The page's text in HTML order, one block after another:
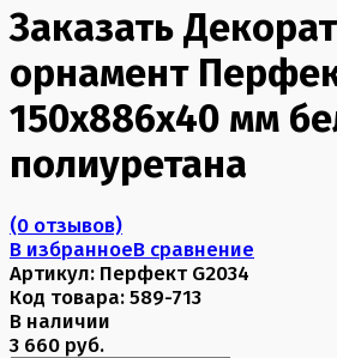
Заказать
орнамент
150х886х40 мм
полиуретана
(0 отзывов)
В избранноеВ сравнение
Артикул: Перфект G2034
Код товара: 589-713
В наличии
3 660 руб.